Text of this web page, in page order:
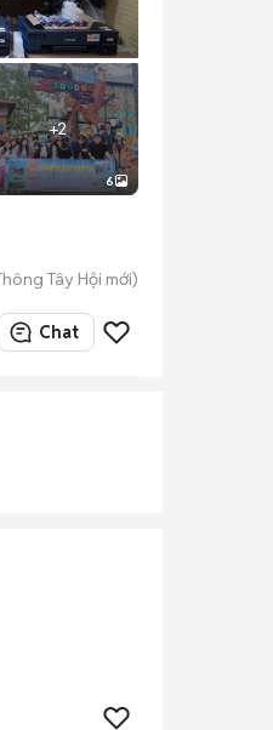
+2
6
Tây Hội mới)
Chat